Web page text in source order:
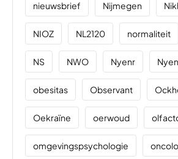
nieuwsbrief Nijmegen
NIOZ NL2120 normaliteit
NS NWO Nyenr
obesitas Observant
Oekraïne oerwoud
omgevingspsychologie